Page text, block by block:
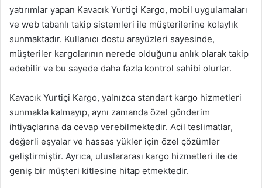
yatırımlar yapan Kavacık Yurtiçi Kargo, mobil uygulamaları
ve web tabanlı takip sistemleri ile müşterilerine kolaylık
sunmaktadır. Kullanıcı dostu arayüzleri sayesinde,
müşteriler kargolarının nerede olduğunu anlık olarak takip
edebilir ve bu sayede daha fazla kontrol sahibi olurlar.
Kavacık Yurtiçi Kargo, yalnızca standart kargo hizmetleri
sunmakla kalmayıp, aynı zamanda özel gönderim
ihtiyaçlarına da cevap verebilmektedir. Acil teslimatlar,
değerli eşyalar ve hassas yükler için özel çözümler
geliştirmiştir. Ayrıca, uluslararası kargo hizmetleri ile de
geniş bir müşteri kitlesine hitap etmektedir.